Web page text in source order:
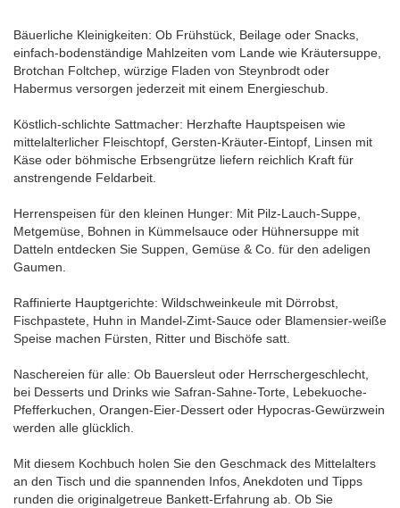
Bäuerliche Kleinigkeiten: Ob Frühstück, Beilage oder Snacks,
einfach-bodenständige Mahlzeiten vom Lande wie Kräutersuppe,
Brotchan Foltchep, würzige Fladen von Steynbrodt oder
Habermus versorgen jederzeit mit einem Energieschub.
Köstlich-schlichte Sattmacher: Herzhafte Hauptspeisen wie
mittelalterlicher Fleischtopf, Gersten-Kräuter-Eintopf, Linsen mit
Käse oder böhmische Erbsengrütze liefern reichlich Kraft für
anstrengende Feldarbeit.
Herrenspeisen für den kleinen Hunger: Mit Pilz-Lauch-Suppe,
Metgemüse, Bohnen in Kümmelsauce oder Hühnersuppe mit
Datteln entdecken Sie Suppen, Gemüse & Co. für den adeligen
Gaumen.
Raffinierte Hauptgerichte: Wildschweinkeule mit Dörrobst,
Fischpastete, Huhn in Mandel-Zimt-Sauce oder Blamensier-weiße
Speise machen Fürsten, Ritter und Bischöfe satt.
Naschereien für alle: Ob Bauersleut oder Herrschergeschlecht,
bei Desserts und Drinks wie Safran-Sahne-Torte, Lebekuoche-
Pfefferkuchen, Orangen-Eier-Dessert oder Hypocras-Gewürzwein
werden alle glücklich.
Mit diesem Kochbuch holen Sie den Geschmack des Mittelalters
an den Tisch und die spannenden Infos, Anekdoten und Tipps
runden die originalgetreue Bankett-Erfahrung ab. Ob Sie